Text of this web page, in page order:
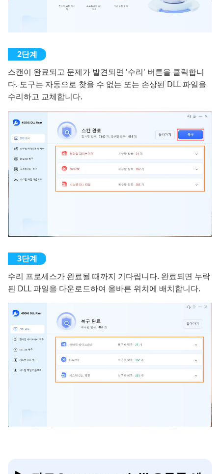
스캔이 완료되고 문제가 발견되면 '수리' 버튼을 클릭합니
다. 도구는 자동으로 찾을 수 없는 또는 손상된 DLL 파일을
수리하고 교체합니다.
수리 프로세스가 완료될 때까지 기다립니다. 완료되면 누락
된 DLL 파일을 다운로드하여 올바른 위치에 배치합니다.